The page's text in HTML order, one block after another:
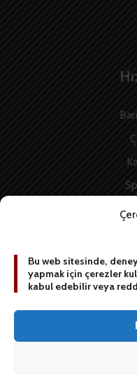
Bu web sitesinde,
yapmak için çerezler
kabul edebilir veya
[contact-form-7